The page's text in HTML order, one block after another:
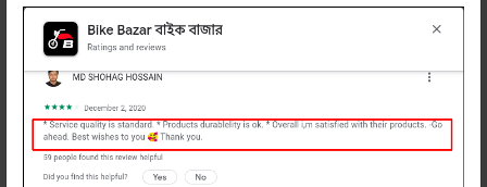
সুদৃশ্য মজবুত স্টাইলিশ চাবির রিং ইয়ামাহা,
সুজুকি, জিক্সার, পালসার ইত্যাদি ব্র্যান্ড নেম
সম্বলিত অত্যান্ত ভালো মানের ফেব্রিক ও মেটালে
তৈরি। কোমরে ঝুলিয়ে রাখা যায়। এখনি অর্ডার